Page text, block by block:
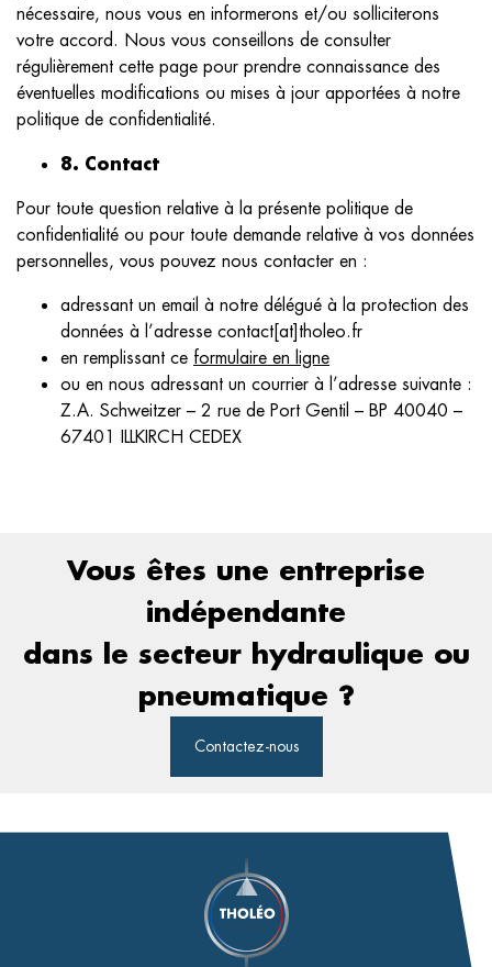
nécessaire, nous vous en informerons et/ou solliciterons
votre accord. Nous vous conseillons de consulter
régulièrement cette page pour prendre connaissance des
éventuelles modifications ou mises à jour apportées à notre
politique de confidentialité.
8. Contact
Pour toute question relative à la présente politique de
confidentialité ou pour toute demande relative à vos données
personnelles, vous pouvez nous contacter en :
adressant un email à notre délégué à la protection des
données à l’adresse contact[at]tholeo.fr
en remplissant ce formulaire en ligne
ou en nous adressant un courrier à l’adresse suivante :
Z.A. Schweitzer – 2 rue de Port Gentil – BP 40040 –
67401 ILLKIRCH CEDEX
Vous êtes une entreprise
indépendante
dans le secteur hydraulique ou
pneumatique ?
Contactez-nous